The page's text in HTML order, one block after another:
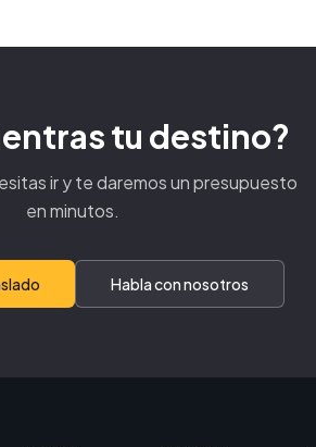
tu destino?
ir y te daremos un presupuesto
en minutos.
Habla con nosotros